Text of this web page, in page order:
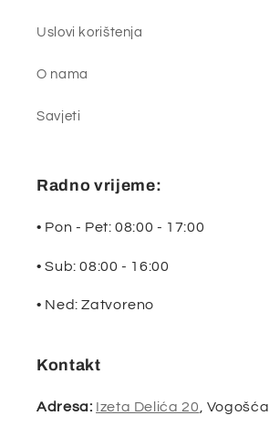
Uslovi korištenja
O nama
Savjeti
Radno vrijeme:
• Pon - Pet: 08:00 - 17:00
• Sub: 08:00 - 16:00
• Ned: Zatvoreno
Kontakt
Adresa: Izeta Delića 20, Vogošća